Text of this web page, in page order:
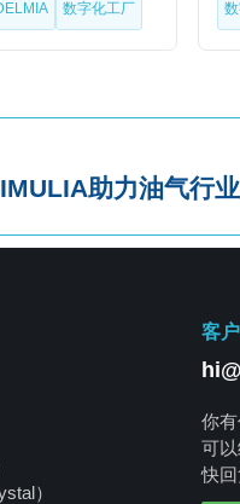
数字化工厂
助力油气行业
）
客
你
可
快回